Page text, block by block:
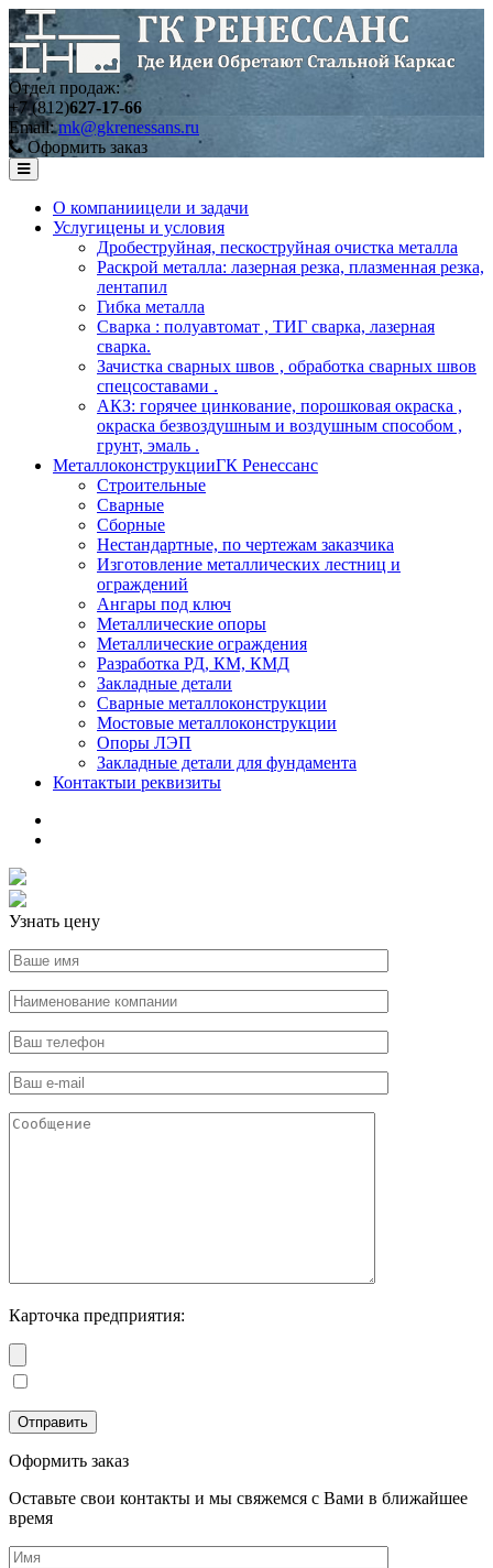
Отдел продаж:
+7 (812)627-17-66
Email:mk@gkrenessans.ru
Оформить заказ
О компаниицели и задачи
Услугицены и условия
Дробеструйная, пескоструйная очистка металла
Раскрой металла: лазерная резка, плазменная резка,
лентапил
Гибка металла
Сварка : полуавтомат , ТИГ сварка, лазерная
сварка.
Зачистка сварных швов , обработка сварных швов
спецсоставами .
АКЗ: горячее цинкование, порошковая окраска ,
окраска безвоздушным и воздушным способом ,
грунт, эмаль .
МеталлоконструкцииГК Ренессанс
Строительные
Сварные
Сборные
Нестандартные, по чертежам заказчика
Изготовление металлических лестниц и
ограждений
Ангары под ключ
Металлические опоры
Металлические ограждения
Разработка РД, КМ, КМД
Закладные детали
Сварные металлоконструкции
Мостовые металлоконструкции
Опоры ЛЭП
Закладные детали для фундамента
Контактыи реквизиты
Узнать цену
Карточка предприятия:
Оформить заказ
Оставьте свои контакты и мы свяжемся с Вами в ближайшее
время